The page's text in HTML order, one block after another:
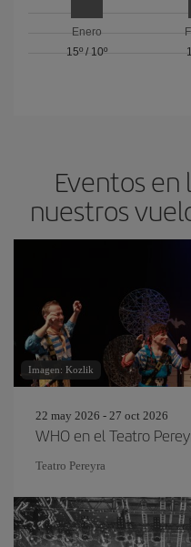
Enero
15º/ 10º
Eventos en
nuestros
Imagen: Kozlik
22 may 2026 - 27 oct 2026
WHO en el Teatro
Teatro Pereyra